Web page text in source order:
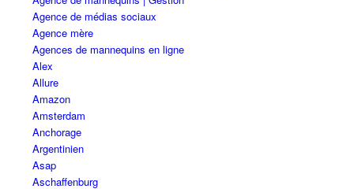
Agence de médias sociaux
Agence mère
Agences de mannequins en ligne
Alex
Allure
Amazon
Amsterdam
Anchorage
Argentinien
Asap
Aschaffenburg